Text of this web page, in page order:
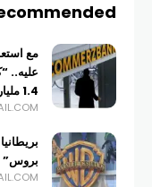
مع
عليه..
1.4 مليار دولار
بروس” بقيمة 110